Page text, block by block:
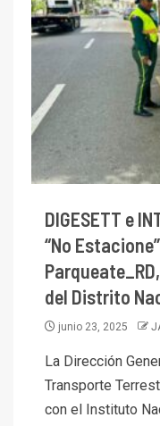
DIGESETT e
“No
del Distrito
junio 23, 2025
La Dirección
Transporte
con el Instituto